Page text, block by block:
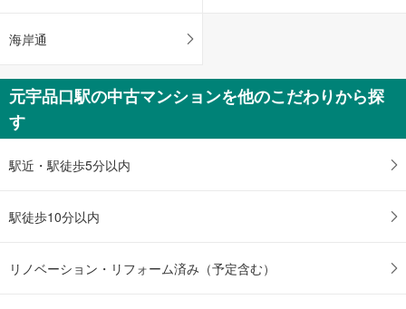
件
イ
ペ
ー
に
存
海岸通
元宇品口駅の中古マンションを他のこだわりから探
す
駅近・駅徒歩5分以内
駅徒歩10分以内
リノベーション・リフォーム済み（予定含む）